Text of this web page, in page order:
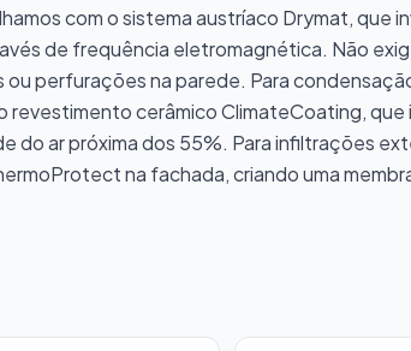
com o sistema austríaco Drymat, que
de frequência eletromagnética. Não
ou perfurações na parede. Para
revestimento cerâmico ClimateCoating,
do ar próxima dos 55%. Para infiltrações
na fachada, criando uma